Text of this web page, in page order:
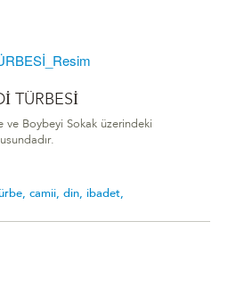
TÜRBESİ
ve Boybeyi Sokak üzerindeki
camii, din, ibadet,